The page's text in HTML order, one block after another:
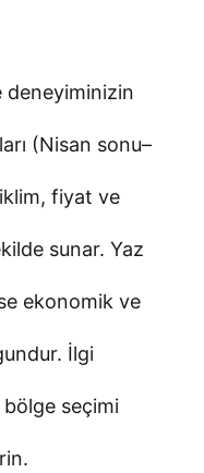
deneyiminizin
(Nisan sonu–
fiyat ve
sunar. Yaz
ekonomik ve
İlgi
bölge seçimi